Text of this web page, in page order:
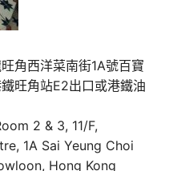
角西洋菜南街1A號百寶
旺角站E2出口或港鐵油
2 & 3, 11/F,
1A Sai Yeung Choi
Hong Kong